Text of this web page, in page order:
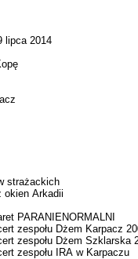
lipca 2014
strażackich
okien Arkadii
PARANIENORMALNI
zespołu Dżem Karpacz
zespołu Dżem Szklarska
zespołu IRA w Karpaczu